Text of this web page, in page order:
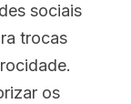
sociais
trocas
os